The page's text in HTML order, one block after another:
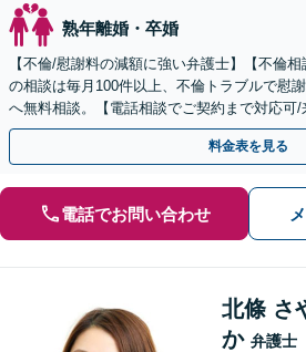
熟年離婚・卒婚
【不倫/慰謝料の減額に強い弁護士】【不倫
の相談は毎月100件以上、不倫トラブルで慰
へ無料相談。【電話相談でご契約まで対応可/
料金表を見る
電話でお問い合わせ
北條 さ
か 弁護士